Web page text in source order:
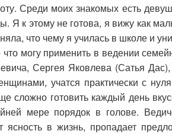
Среди моих знакомых есть
Я к этому не готова, я вижу как
что чему я училась в школе и
могу применить в ведении
Сергея Яковлева (Сатья Дас),
учатся практически с
сложно готовить каждый день
мере порядок в голове.
в жизнь, пропадает